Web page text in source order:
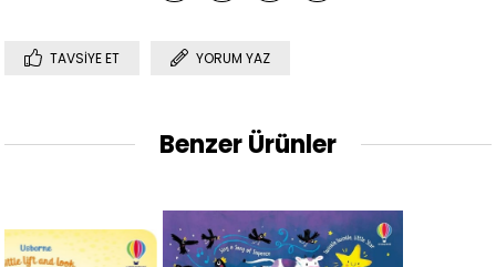
TAVSIYE ET YORUM YAZ
Benzer Ürünler